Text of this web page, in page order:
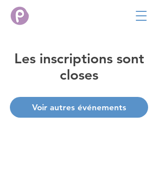
Les inscriptions sont
closes
Voir autres événements